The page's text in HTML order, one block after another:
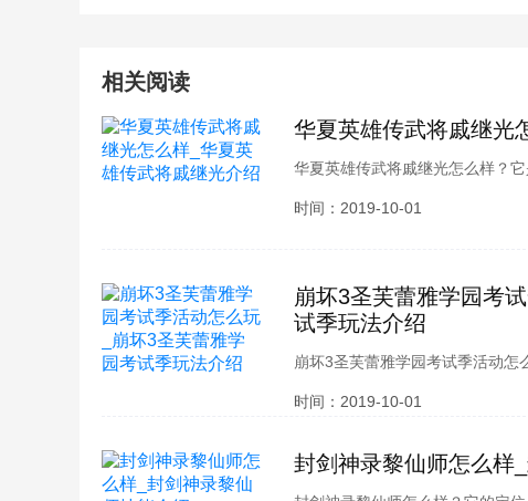
相关阅读
华夏英雄传武将戚继光
华夏英雄传武将戚继光怎么样？
样升阶呢？想必各位玩家也都想
时间：2019-10-01
崩坏3圣芙蕾雅学园考
试季玩法介绍
崩坏3圣芙蕾雅学园考试季活动怎
通过考试呢？想必各位玩家也都
时间：2019-10-01
封剑神录黎仙师怎么样